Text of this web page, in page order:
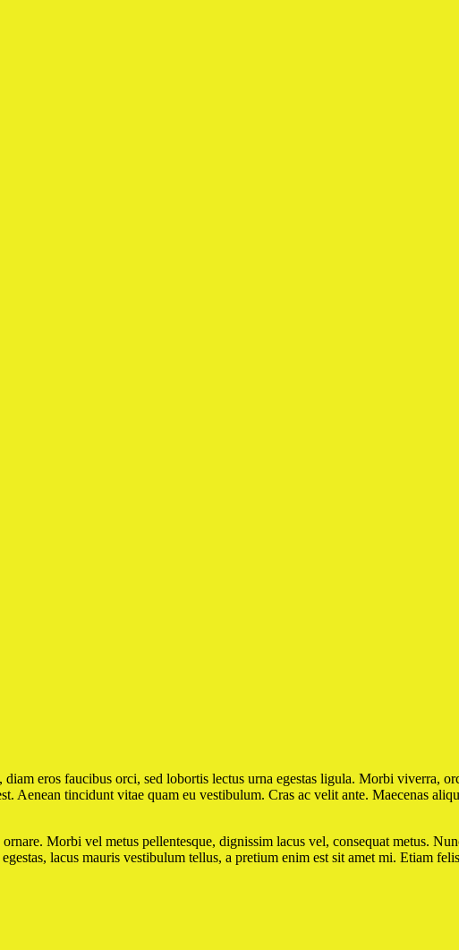
eros faucibus orci, sed lobortis lectus urna egestas ligula. Morbi viverra,
Aenean tincidunt vitae quam eu vestibulum. Cras ac velit ante. Maecenas
Morbi vel metus pellentesque, dignissim lacus vel, consequat metus.
lacus mauris vestibulum tellus, a pretium enim est sit amet mi. Etiam